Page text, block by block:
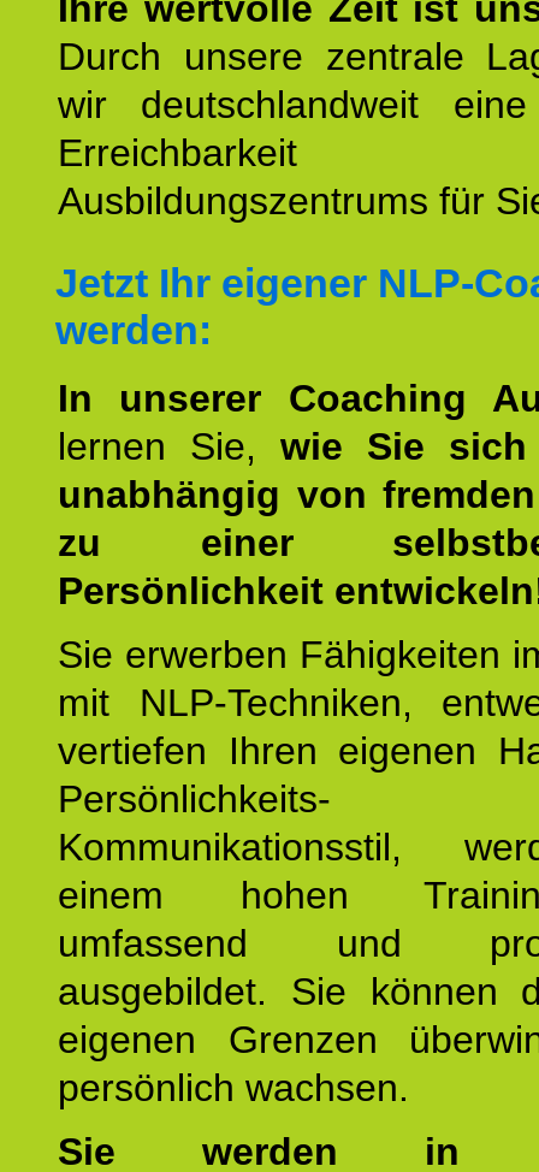
Durch unsere zentrale
wir deutschlandweit
Erreichbarkeit
Ausbildungszentrums für
Jetzt Ihr eigener NLP-
werden:
In unserer Coaching
lernen Sie, wie Sie
unabhängig von
zu einer
Persönlichkeit
Sie erwerben Fähigkeiten
mit NLP-Techniken,
vertiefen Ihren eigenen
Kommunikationsstil,
einem hohen
umfassend und
ausgebildet. Sie können
eigenen Grenzen
persönlich wachsen.
Sie werden in